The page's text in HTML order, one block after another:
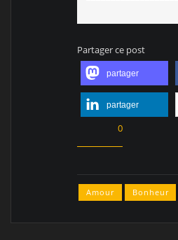
Partager ce post
partager
partager
0
Amour Bonheur